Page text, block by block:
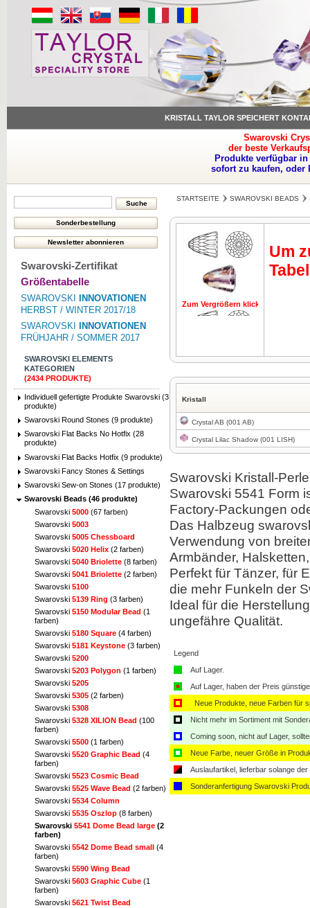
KRISTALL TAYLOR SPEICHERT
Swarovski
der beste
Produkte verfügbar
sofort zu kaufen, oder
Swarovski-Zertifikat
Größentabelle
SWAROVSKI
INNOVATIONEN
HERBST / WINTER 2017/18
SWAROVSKI
INNOVATIONEN
FRÜHJAHR / SOMMER 2017
SWAROVSKI ELEMENTS
KATEGORIEN
(2434 PRODUKTE)
Individuell gefertigte Produkte Swarovski (3
produkte)
Swarovski Round Stones (9 produkte)
Swarovski Flat Backs No Hotfix (28
produkte)
Swarovski Flat Backs Hotfix (9 produkte)
Swarovski Fancy Stones & Settings
Swarovski Sew-on Stones (17 produkte)
Swarovski Beads (46 produkte)
Swarovski 5000 (67 farben)
Swarovski 5003
Swarovski 5005 Chessboard
Swarovski 5020 Helix (2 farben)
Swarovski 5040 Briolette (8 farben)
Swarovski 5041 Briolette (2 farben)
Swarovski 5100
Swarovski 5139 Ring (3 farben)
Swarovski 5150 Modular Bead (1
farben)
Swarovski 5180 Square (4 farben)
Swarovski 5181 Keystone (3 farben)
Swarovski 5200
Swarovski 5203 Polygon (1 farben)
Swarovski 5205
Swarovski 5305 (2 farben)
Swarovski 5308
Swarovski 5328 XILION Bead (100
farben)
Swarovski 5500 (1 farben)
Swarovski 5520 Graphic Bead (4
farben)
Swarovski 5523 Cosmic Bead
Swarovski 5525 Wave Bead (2 farben)
Swarovski 5534 Column
Swarovski 5535 Oszlop (8 farben)
Swarovski 5541 Dome Bead large (2
farben)
Swarovski 5542 Dome Bead small (4
farben)
Swarovski 5590 Wing Bead
Swarovski 5603 Graphic Cube (1
farben)
Swarovski 5621 Twist Bead
STARTSEITE SWAROVSKI BEADS
Zum Vergrößern klicken
Zum Vergrößern klicken
Um
Kristall
Crystal AB (001 AB)
Crystal Lilac Shadow (001 LISH)
Swarovski Kristall-
Swarovski 5541 Form
Factory-Packungen
Das Halbzeug
Verwendung von
Armbänder,
Perfekt für Tänzer, für
die mehr Funkeln der
Ideal für die
ungefähre Qualität.
Legend
Auf Lager.
Auf Lager, haben der Preis
Neue Produkte, neue Farben für
Nicht mehr im Sortiment mit
Coming soon, nicht auf Lager,
Neue Farbe, neuer Größe in
Auslaufartikel, lieferbar solange der
Sonderanfertigung Swarovski